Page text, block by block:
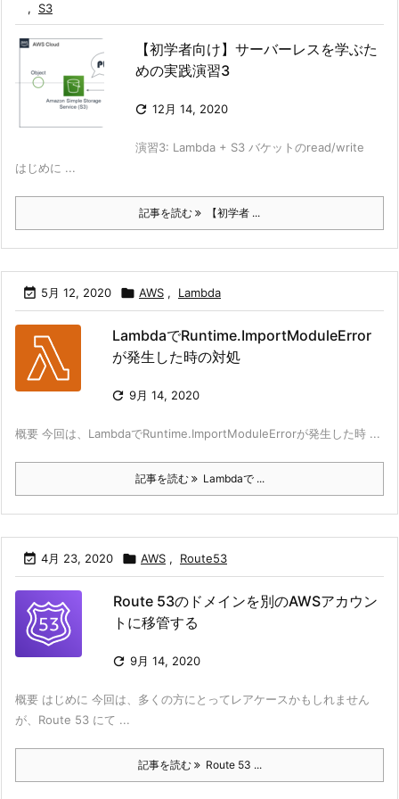
, S3
【初学者向け】サーバーレスを学ぶた
めの実践演習3
 12月 14, 2020
演習3: Lambda + S3 バケットのread/write
はじめに ...
記事を読む 【初学者 ...
 5月 12, 2020  AWS , Lambda
LambdaでRuntime.ImportModuleError
が発生した時の対処
 9月 14, 2020
概要 今回は、LambdaでRuntime.ImportModuleErrorが発生した時 ...
記事を読む Lambdaで ...
 4月 23, 2020  AWS , Route53
Route 53のドメインを別のAWSアカウン
トに移管する
 9月 14, 2020
概要 はじめに 今回は、多くの方にとってレアケースかもしれません
が、Route 53 にて ...
記事を読む Route 53 ...